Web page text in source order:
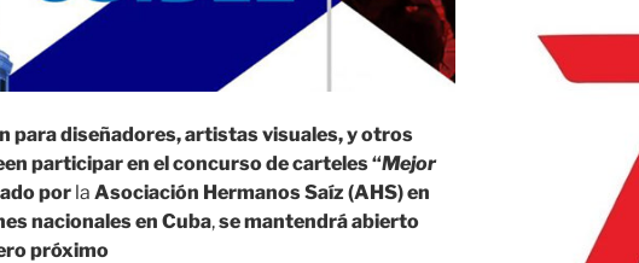
para diseñadores, artistas visuales, y otros
participar en el concurso de carteles “Mejor
por la Asociación Hermanos Saíz (AHS)en
nacionales en Cuba,se mantendrá abierto
próximo